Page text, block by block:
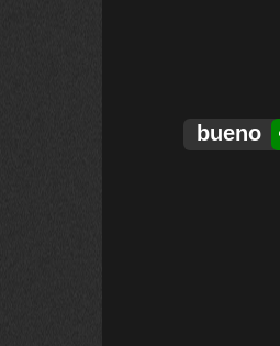
bueno